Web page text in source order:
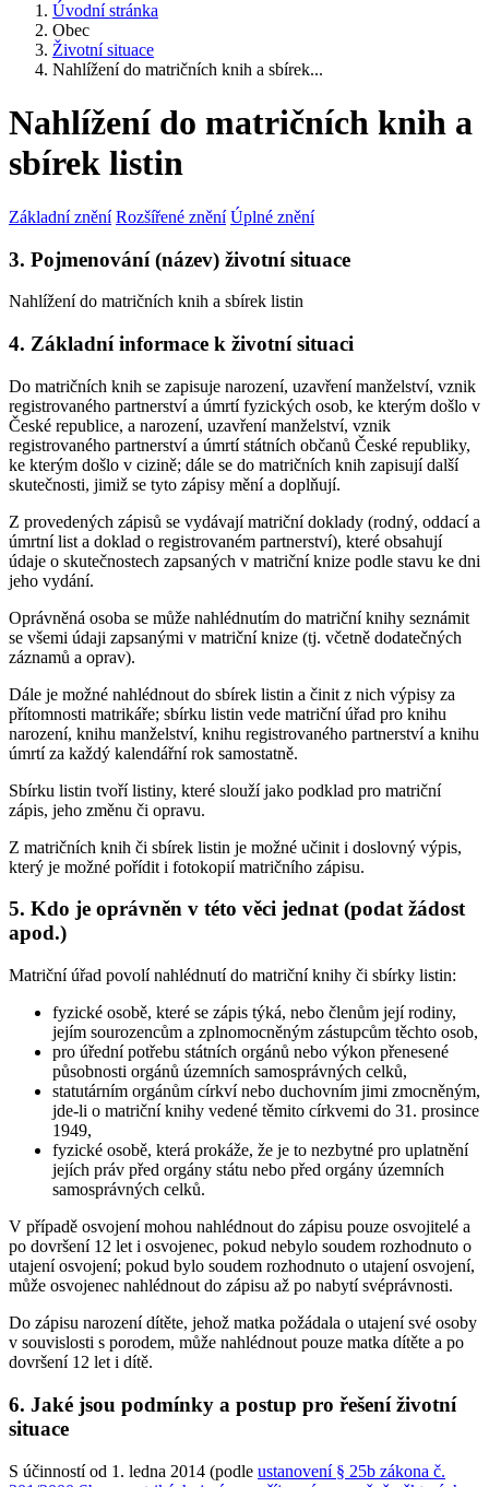
Úvodní stránka
Obec
Životní situace
Nahlížení do matričních knih a sbírek...
Nahlížení do matričních knih a
sbírek listin
Základní znění Rozšířené znění Úplné znění
3. Pojmenování (název) životní situace
Nahlížení do matričních knih a sbírek listin
4. Základní informace k životní situaci
Do matričních knih se zapisuje narození, uzavření manželství, vznik
registrovaného partnerství a úmrtí fyzických osob, ke kterým došlo v
České republice, a narození, uzavření manželství, vznik
registrovaného partnerství a úmrtí státních občanů České republiky,
ke kterým došlo v cizině; dále se do matričních knih zapisují další
skutečnosti, jimiž se tyto zápisy mění a doplňují.
Z provedených zápisů se vydávají matriční doklady (rodný, oddací a
úmrtní list a doklad o registrovaném partnerství), které obsahují
údaje o skutečnostech zapsaných v matriční knize podle stavu ke dni
jeho vydání.
Oprávněná osoba se může nahlédnutím do matriční knihy seznámit
se všemi údaji zapsanými v matriční knize (tj. včetně dodatečných
záznamů a oprav).
Dále je možné nahlédnout do sbírek listin a činit z nich výpisy za
přítomnosti matrikáře; sbírku listin vede matriční úřad pro knihu
narození, knihu manželství, knihu registrovaného partnerství a knihu
úmrtí za každý kalendářní rok samostatně.
Sbírku listin tvoří listiny, které slouží jako podklad pro matriční
zápis, jeho změnu či opravu.
Z matričních knih či sbírek listin je možné učinit i doslovný výpis,
který je možné pořídit i fotokopií matričního zápisu.
5. Kdo je oprávněn v této věci jednat (podat žádost
apod.)
Matriční úřad povolí nahlédnutí do matriční knihy či sbírky listin:
fyzické osobě, které se zápis týká, nebo členům její rodiny,
jejím sourozencům a zplnomocněným zástupcům těchto osob,
pro úřední potřebu státních orgánů nebo výkon přenesené
působnosti orgánů územních samosprávných celků,
statutárním orgánům církví nebo duchovním jimi zmocněným,
jde-li o matriční knihy vedené těmito církvemi do 31. prosince
1949,
fyzické osobě, která prokáže, že je to nezbytné pro uplatnění
jejích práv před orgány státu nebo před orgány územních
samosprávných celků.
V případě osvojení mohou nahlédnout do zápisu pouze osvojitelé a
po dovršení 12 let i osvojenec, pokud nebylo soudem rozhodnuto o
utajení osvojení; pokud bylo soudem rozhodnuto o utajení osvojení,
může osvojenec nahlédnout do zápisu až po nabytí svéprávnosti.
Do zápisu narození dítěte, jehož matka požádala o utajení své osoby
v souvislosti s porodem, může nahlédnout pouze matka dítěte a po
dovršení 12 let i dítě.
6. Jaké jsou podmínky a postup pro řešení životní
situace
S účinností od 1. ledna 2014 (podle ustanovení § 25b zákona č.